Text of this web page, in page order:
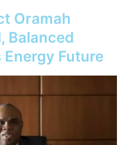
Oramah
Balanced
Energy Future